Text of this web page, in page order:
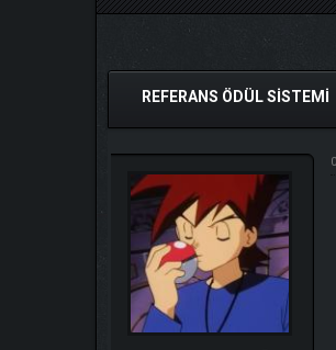
Derecelendirme: 0/5 - 0
REFERANS ÖDÜL SİSTEMİ